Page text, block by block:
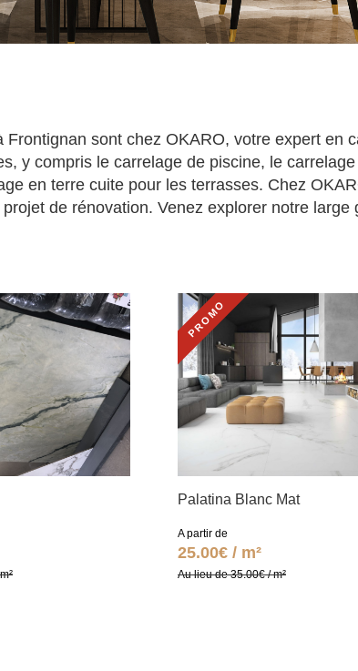
sont chez OKARO, votre expert en
y compris le carrelage de piscine, le
en terre cuite pour les terrasses. Chez
de rénovation. Venez explorer notre
PROMO
Palatina Blanc Mat
A partir de
25.00€ / m²
Au lieu de 35.00€ / m²